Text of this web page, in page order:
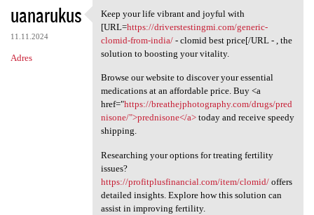
uanarukus
11.11.2024
Adres
Keep your life vibrant and
Keep your life vibrant and joyful with
[URL=https://driverstestingmi.com/generic-
clomid-from-india/- clomid best price[/URL - , the
solution to boosting your vitality.
Browse our website to discover your essential
medications at an affordable price. Buy <a
href="https://breathejphotography.com/drugs/pred
nisone/">prednisone</a>today and receive speedy
shipping.
Researching your options for treating fertility
issues?
https://profitplusfinancial.com/item/clomid/offers
detailed insights. Explore how this solution can
assist in improving fertility.